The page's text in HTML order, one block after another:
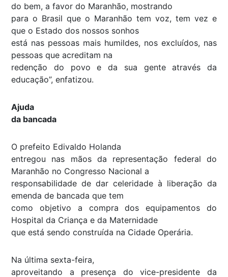
do bem, a favor do Maranhão, mostrando
para o Brasil que o Maranhão tem voz, tem vez e
que o Estado dos nossos sonhos
está nas pessoas mais humildes, nos excluídos, nas
pessoas que acreditam na
redenção do povo e da sua gente através da
educação”, enfatizou.
Ajuda
da bancada
O prefeito Edivaldo Holanda
entregou nas mãos da representação federal do
Maranhão no Congresso Nacional a
responsabilidade de dar celeridade à liberação da
emenda de bancada que tem
como objetivo a compra dos equipamentos do
Hospital da Criança e da Maternidade
que está sendo construída na Cidade Operária.
Na última sexta-feira,
aproveitando a presença do vice-presidente da